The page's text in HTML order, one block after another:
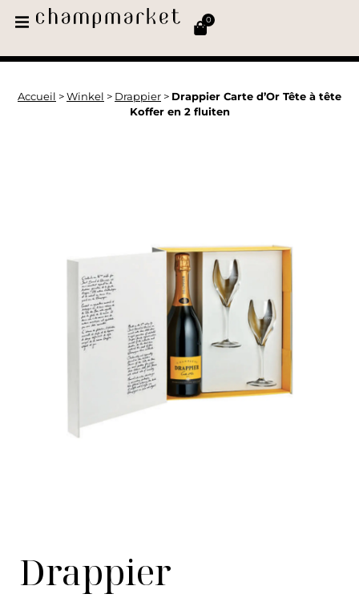
0
Accueil > Winkel > Drappier > Drappier Carte d’Or Tête à tête
Koffer en 2 fluiten
Drappier